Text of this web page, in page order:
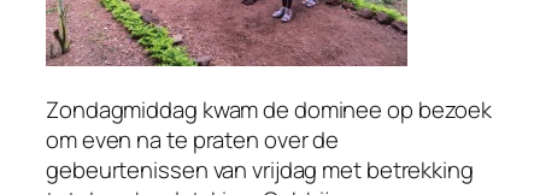
Zondagmiddag kwam de dominee op bezoek
om even na te praten over de
gebeurtenissen van vrijdag met betrekking